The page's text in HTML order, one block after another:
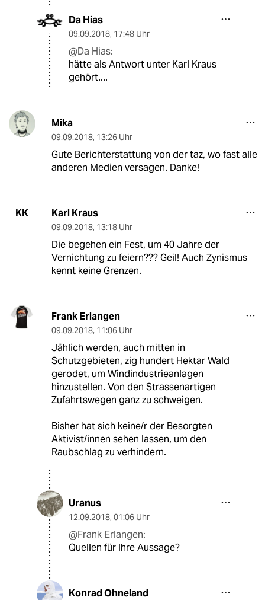
Da Hias
09.09.2018, 17:48 Uhr
@Da Hias:
hätte als Antwort unter Karl Kraus
gehört....
Mika
09.09.2018, 13:26 Uhr
Gute Berichterstattung von der taz, wo fast alle
anderen Medien versagen. Danke!
KK Karl Kraus
09.09.2018, 13:18 Uhr
Die begehen ein Fest, um 40 Jahre der
Vernichtung zu feiern??? Geil! Auch Zynismus
kennt keine Grenzen.
Frank Erlangen
09.09.2018, 11:06 Uhr
Jählich werden, auch mitten in
Schutzgebieten, zig hundert Hektar Wald
gerodet, um Windindustrieanlagen
hinzustellen. Von den Strassenartigen
Zufahrtswegen ganz zu schweigen.
Bisher hat sich keine/r der Besorgten
Aktivist/innen sehen lassen, um den
Raubschlag zu verhindern.
Uranus
12.09.2018, 01:06 Uhr
@Frank Erlangen:
Quellen für Ihre Aussage?
Konrad Ohneland